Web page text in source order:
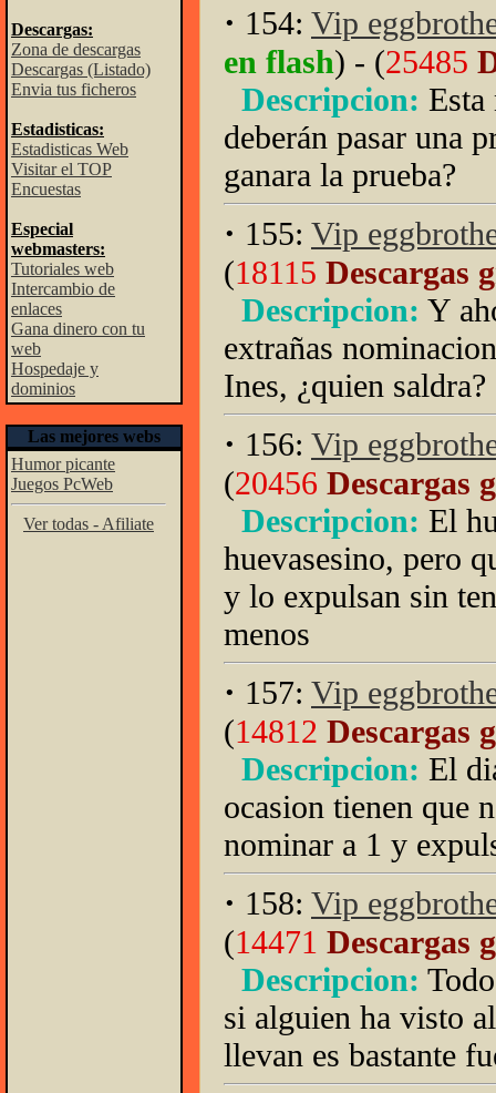
Descargas:
Zona de descargas
Descargas (Listado)
Envia tus ficheros
Estadisticas:
Estadisticas Web
Visitar el TOP
Encuestas
Especial
webmasters:
Tutoriales web
Intercambio de
enlaces
Gana dinero con tu
web
Hospedaje y
dominios
Las mejores webs
Humor picante
Juegos PcWeb
Ver todas - Afiliate
· 154: Vip
en flash) - (25485
Descripcion: Esta
deberán pasar una
ganara la prueba?
· 155: Vip
(18115 Descargas
Descripcion: Y
extrañas
Ines, ¿quien saldra?
· 156: Vip
(20456 Descargas
Descripcion: El
huevasesino, pero
y lo expulsan sin
menos
· 157: Vip
(14812 Descargas
Descripcion: El
ocasion tienen que
nominar a 1 y
· 158: Vip
(14471 Descargas
Descripcion:
si alguien ha visto
llevan es bastante